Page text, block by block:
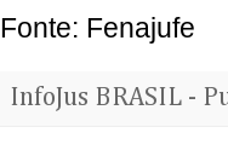
Fonte: Fenajufe
InfoJus BRASIL -